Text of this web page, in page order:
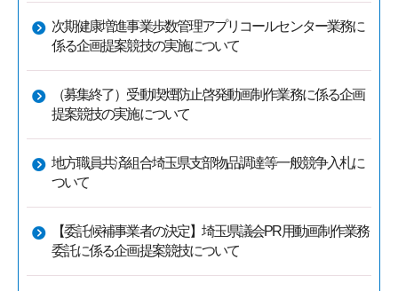
次期健康増進事業歩数管理アプリコールセンター業務に
係る企画提案競技の実施について
（募集終了）受動喫煙防止啓発動画制作業務に係る企画
提案競技の実施について
地方職員共済組合埼玉県支部物品調達等一般競争入札に
ついて
【委託候補事業者の決定】埼玉県議会PR用動画制作業務
委託に係る企画提案競技について